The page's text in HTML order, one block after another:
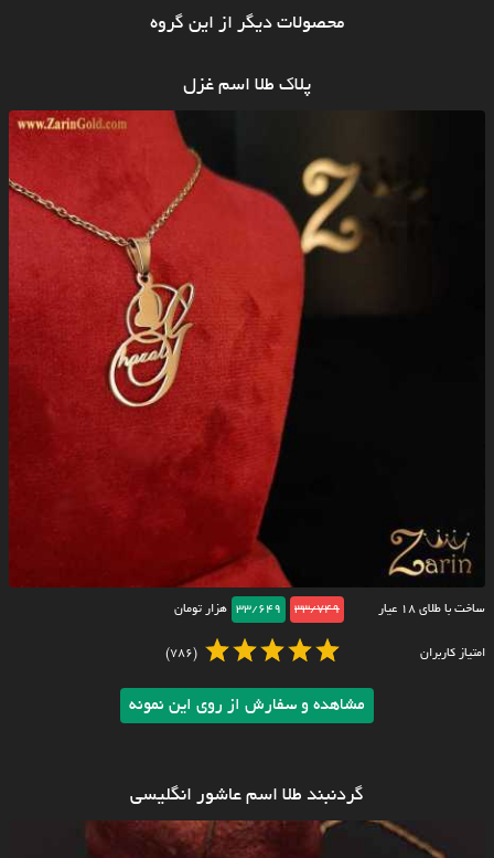
محصولات دیگر از این گروه
پلاک طلا اسم غزل
ساخت با طلای ۱۸ عیار 33/749
33/649 هزار تومان
امتیاز کاربران (786)
مشاهده و سفارش از روی این نمونه
گردنبند طلا اسم عاشور انگلیسی